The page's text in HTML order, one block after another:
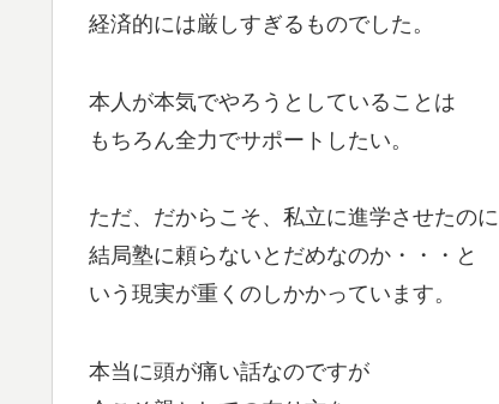
経済的には厳しすぎるものでした。
本人が本気でやろうとしていることは
もちろん全力でサポートしたい。
ただ、だからこそ、私立に進学させたのに
結局塾に頼らないとだめなのか・・・と
いう現実が重くのしかかっています。
本当に頭が痛い話なのですが